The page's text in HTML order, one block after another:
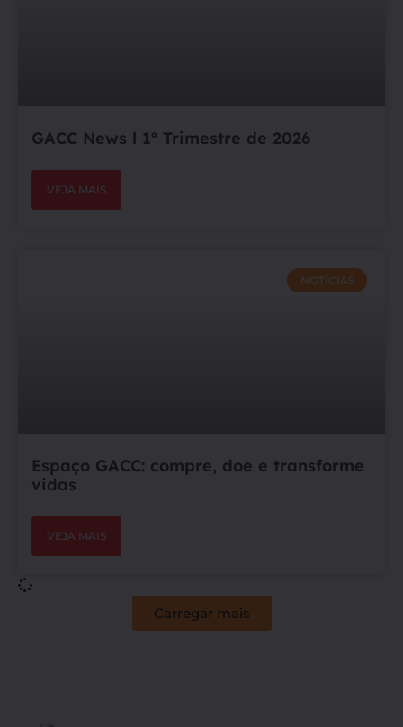
GACC News l 1º Trimestre de 2026
VEJA MAIS
NOTÍCIAS
Espaço GACC: compre, doe e transforme
vidas
VEJA MAIS
Carregar mais